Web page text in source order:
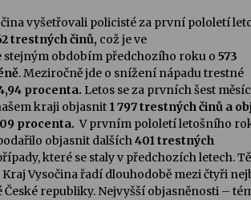
vyšetřovali policisté za první pololetí
trestných činů, což je ve
stejným obdobím předchozího roku o 573
. Meziročně jde o snížení nápadu trestné
procenta. Letos se za prvních šest
kraji objasnit 1 797 trestných činů a
procenta.V prvním pololetí letošního
objasnit dalších401trestných
které se staly v předchozích letech.
Kraj Vysočina řadí dlouhodobě mezi čtyři
České republiky. Nejvyšší objasněnosti –